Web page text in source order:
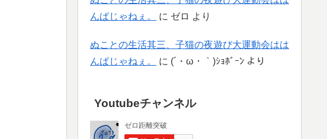
んぱじゃねぇ。
に ゼロ より
ぬことの生活其三、子猫の夜遊び大運動会はは
んぱじゃねぇ。
に (´・ω・｀)ｼｮﾎﾞｰﾝ より
Youtubeチャンネル